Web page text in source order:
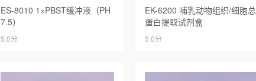
ES-8010 1×PBST缓冲液（PH
7.5）
5.0分
EK-6200 哺乳动物组织/细胞总
蛋白提取试剂盒
5.0分